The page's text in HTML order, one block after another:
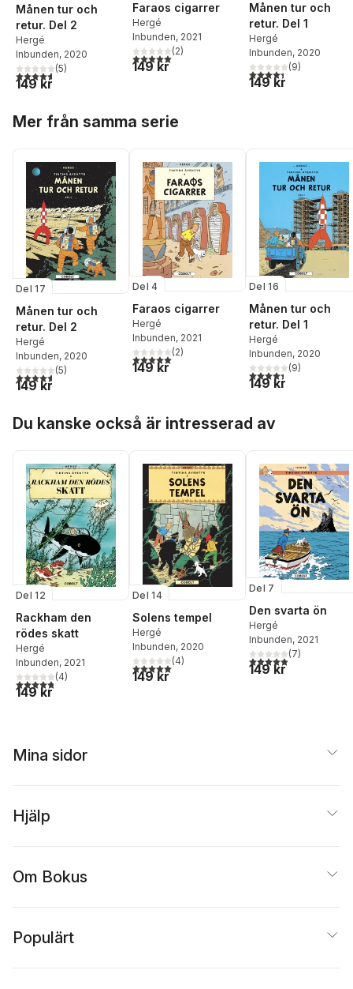
Månen tur och
retur. Del 2
Hergé
Inbunden, 2020
4,6utav 5 stjärnor. Totalt antal röster:
(5)
149 kr
Faraos cigarrer
Hergé
Inbunden, 2021
5,0utav 5 stjärnor. Totalt antal röster:
(2)
149 kr
Månen tur och
retur. Del 1
Hergé
Inbunden, 2020
4,4utav 5 stjärnor.
(9)
149 kr
Mer från samma serie
Del 17
Månen tur och
retur. Del 2
Hergé
Inbunden, 2020
4,6utav 5 stjärnor. Totalt antal röster:
(5)
149 kr
Del 4
Faraos cigarrer
Hergé
Inbunden, 2021
5,0utav 5 stjärnor. Totalt antal röster:
(2)
149 kr
Del 16
Månen tur och
retur. Del 1
Hergé
Inbunden, 2020
4,4utav 5 stjärnor.
(9)
149 kr
Du kanske också är intresserad av
Del 12
Rackham den
rödes skatt
Hergé
Inbunden, 2021
4,8utav 5 stjärnor. Totalt antal röster:
(4)
149 kr
Del 14
Solens tempel
Hergé
Inbunden, 2020
5,0utav 5 stjärnor. Totalt antal röster:
(4)
149 kr
Del 7
Den svarta ön
Hergé
Inbunden, 2021
4,9utav 5 stjärnor.
(7)
149 kr
Mina sidor
Hjälp
Om Bokus
Populärt